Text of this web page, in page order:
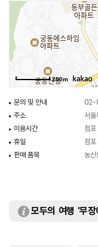
250m
문의 및 안내
02-
주소
서
이용시간
점
휴일
점
판매 품목
농산
모두의 여행 '무